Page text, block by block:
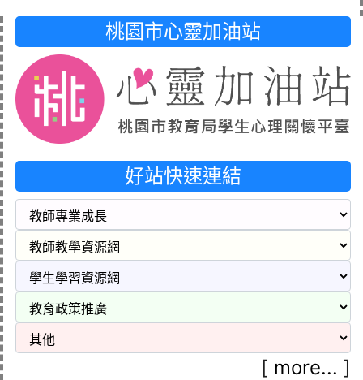
桃園市心靈加油站
好站快速連結
[ more... ]